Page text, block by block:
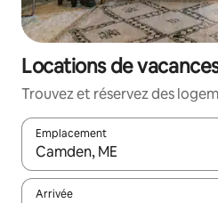
Locations de
Trouvez et réservez des
Emplacement
Quand les résultats sont
Arrivée